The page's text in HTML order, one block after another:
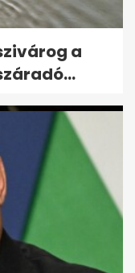
fetrengett a
a